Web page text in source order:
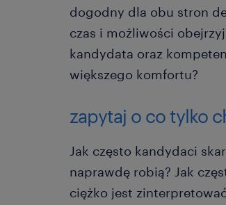
dogodny dla obu stron
czas i możliwości
kandydata oraz
większego komfortu?
zapytaj o co tylko
Jak często kandydaci
naprawdę robią? Jak
ciężko jest